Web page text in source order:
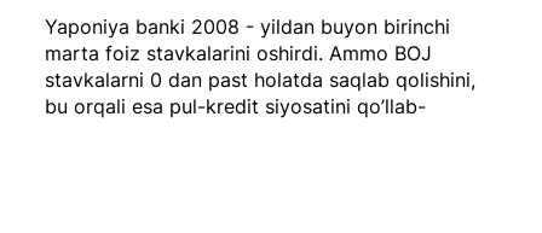
Yaponiya banki 2008 - yildan buyon birinchi
marta foiz stavkalarini oshirdi. Ammo BOJ
stavkalarni 0 dan past holatda saqlab qolishini,
bu orqali esa pul-kredit siyosatini qo’llab-